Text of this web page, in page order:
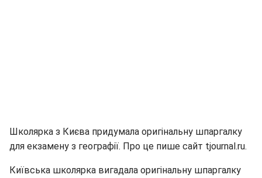
Школярка з Києва придумала оригінальну шпаргалку
для екзамену з географії. Про це пише сайт tjournal.ru.
Київська школярка вигадала оригінальну шпаргалку